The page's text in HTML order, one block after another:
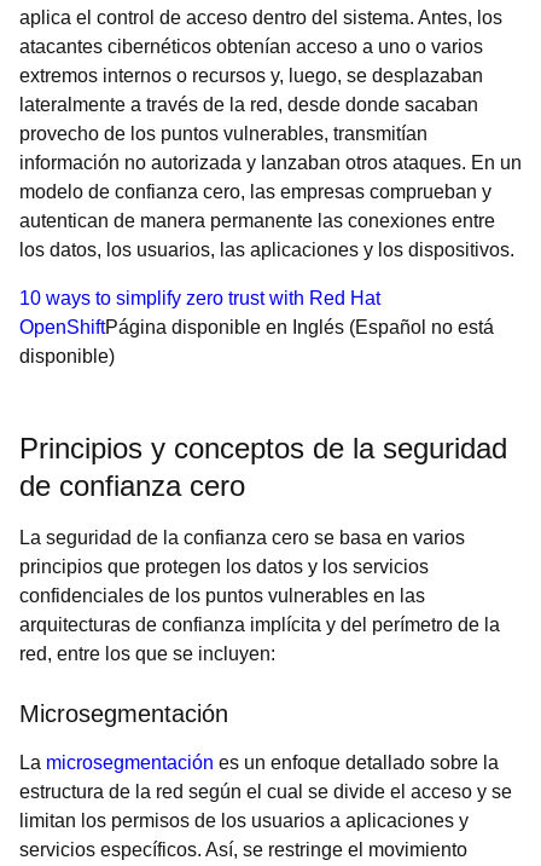
aplica el control de acceso dentro del sistema. Antes, los
atacantes cibernéticos obtenían acceso a uno o varios
extremos internos o recursos y, luego, se desplazaban
lateralmente a través de la red, desde donde sacaban
provecho de los puntos vulnerables, transmitían
información no autorizada y lanzaban otros ataques. En un
modelo de confianza cero, las empresas comprueban y
autentican de manera permanente las conexiones entre
los datos, los usuarios, las aplicaciones y los dispositivos.
10 ways to simplify zero trust with Red Hat
OpenShiftPágina disponible en Inglés (Español no está
disponible)
Principios y conceptos de la seguridad
de confianza cero
La seguridad de la confianza cero se basa en varios
principios que protegen los datos y los servicios
confidenciales de los puntos vulnerables en las
arquitecturas de confianza implícita y del perímetro de la
red, entre los que se incluyen:
Microsegmentación
La microsegmentación es un enfoque detallado sobre la
estructura de la red según el cual se divide el acceso y se
limitan los permisos de los usuarios a aplicaciones y
servicios específicos. Así, se restringe el movimiento